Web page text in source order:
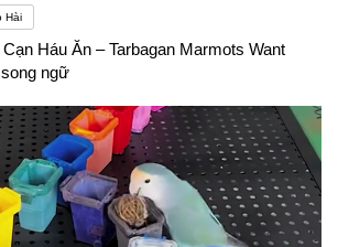
Hài
Háu Ăn – Tarbagan Marmots Want
ngữ